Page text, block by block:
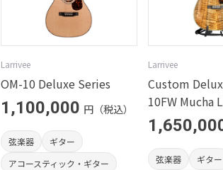
Larrivee
OM-10 Deluxe Series
1,100,000 円（税込）
弦楽器
ギター
アコースティック・ギター
Larrivee
Custom
10FW Mucha
弦楽器
ギター